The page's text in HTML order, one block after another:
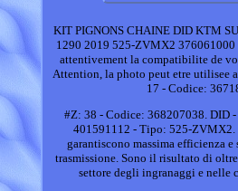
KIT PIGNONS CHAINE DID KTM
1290 2019 525-ZVMX2
attentivement la compatibilite de
Attention, la photo peut etre utilisee
17 - Codice:
#Z: 38 - Codice: 368207038. DID
401591112 - Tipo: 525-
garantiscono massima efficienza e
trasmissione. Sono il risultato di
settore degli ingranaggi e nelle